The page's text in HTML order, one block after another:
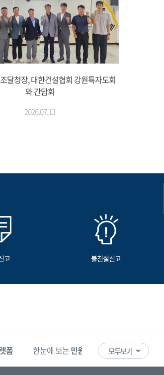
달청장, 대한건설협회 강원특자도회
와 간담회
2026.07.13
고 불친절신고
폼 한눈에 보는민원 빅데이터 기업마당
모두보기